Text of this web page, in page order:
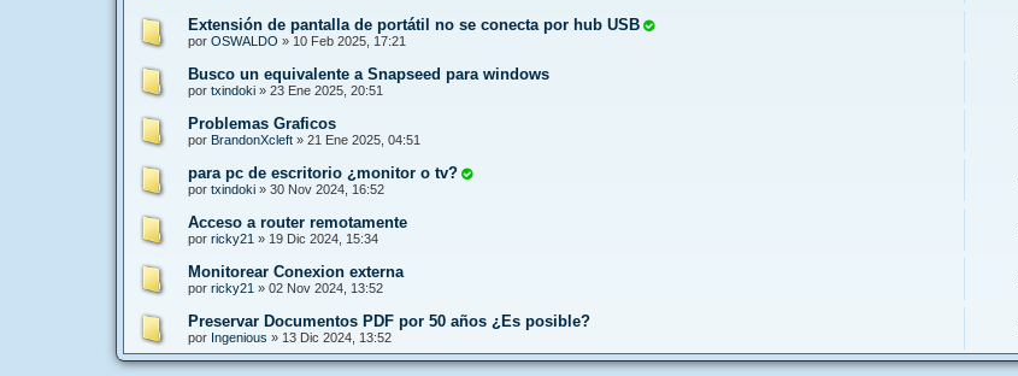
Extensión de pantalla de portátil no se conecta por hub USB
por OSWALDO » 10 Feb 2025, 17:21
Busco un equivalente a Snapseed para windows
por txindoki » 23 Ene 2025, 20:51
Problemas Graficos
por BrandonXcleft » 21 Ene 2025, 04:51
para pc de escritorio ¿monitor o tv?
por txindoki » 30 Nov 2024, 16:52
Acceso a router remotamente
por ricky21 » 19 Dic 2024, 15:34
Monitorear Conexion externa
por ricky21 » 02 Nov 2024, 13:52
Preservar Documentos PDF por 50 años ¿Es posible?
por Ingenious » 13 Dic 2024, 13:52